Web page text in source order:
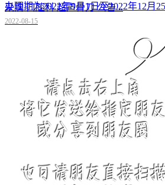
办理期为2022年9月1日至2022年12月
采购 口腔科 超声骨刀 公告...
2022-08-15